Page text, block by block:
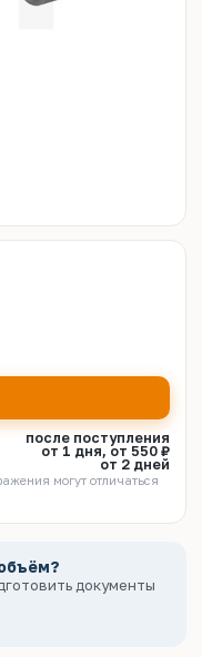
после поступления
от 1 дня, от 550 ₽
от 2 дней
могут отличаться
документы